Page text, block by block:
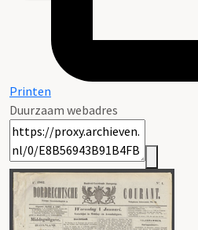
Printen
Duurzaam webadres